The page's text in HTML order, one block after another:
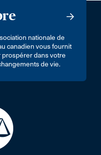
nationale de
canadien vous fournit
dans votre
de vie.